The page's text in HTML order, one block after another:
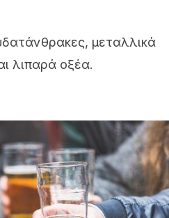
μεταλλικά
λιπαρά οξέα.